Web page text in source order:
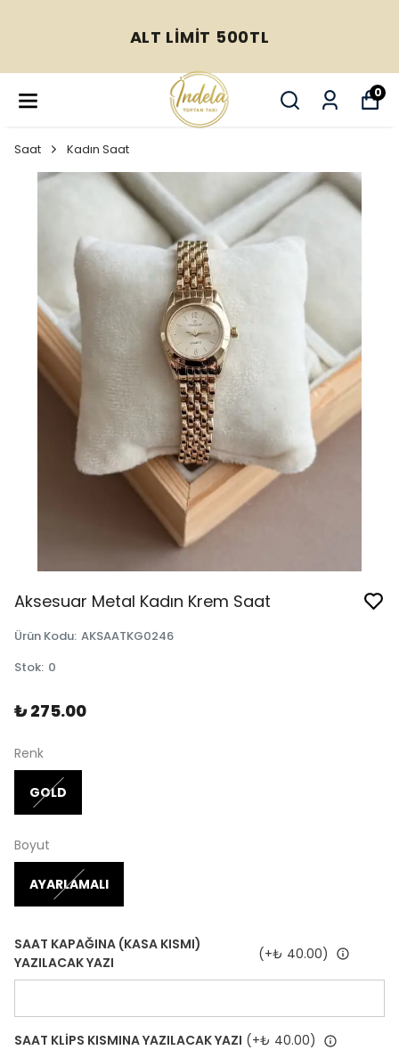
ALT LİMİT 500TL
0
Saat Kadın Saat
Aksesuar Metal Kadın Krem Saat
Ürün Kodu: AKSAATKG0246
Stok: 0
₺ 275.00
Renk
GOLD
Boyut
AYARLAMALI
SAAT KAPAĞINA (KASA KISMI)
YAZILACAK YAZI
(+₺ 40.00)
SAAT KLİPS KISMINA YAZILACAK YAZI (+₺ 40.00)